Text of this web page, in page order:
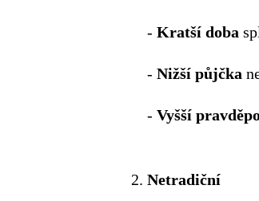
- Kratší doba
- Nižší půjčka
- Vyšší
Netradiční